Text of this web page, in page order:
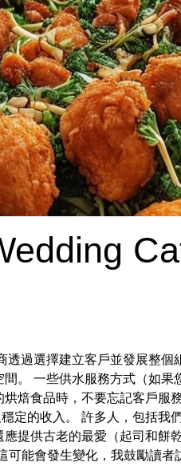
過選擇建立客戶並發展整個
。 一些供水服務方式（如果
焙食品時，不要忘記客戶服
定的收入。 許多人，包括我
提供古老的最愛（起司和餅
可能會發生變化，我鼓勵讀者